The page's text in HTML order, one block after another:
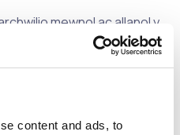
content and ads, to
mewnol ac allanol y
mewnol ac allanol.
a baratowyd gan yr
y Comisiwn yn eu